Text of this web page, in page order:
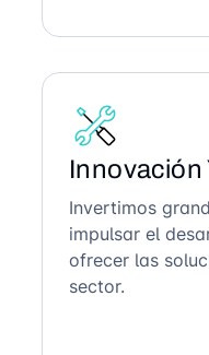
Innovación
Invertimos
impulsar el
ofrecer las
sector.